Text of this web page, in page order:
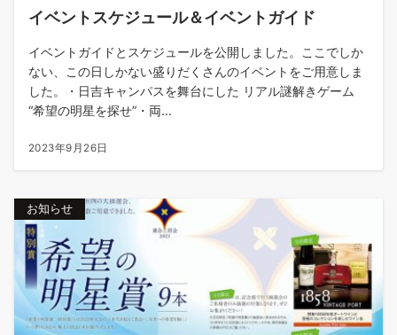
イベントスケジュール＆イベントガイド
イベントガイドとスケジュールを公開しました。ここでしか
ない、この日しかない盛りだくさんのイベントをご用意しま
した。・日吉キャンパスを舞台にした リアル謎解きゲーム
“希望の明星を探せ”・両...
2023年9月26日
お知らせ